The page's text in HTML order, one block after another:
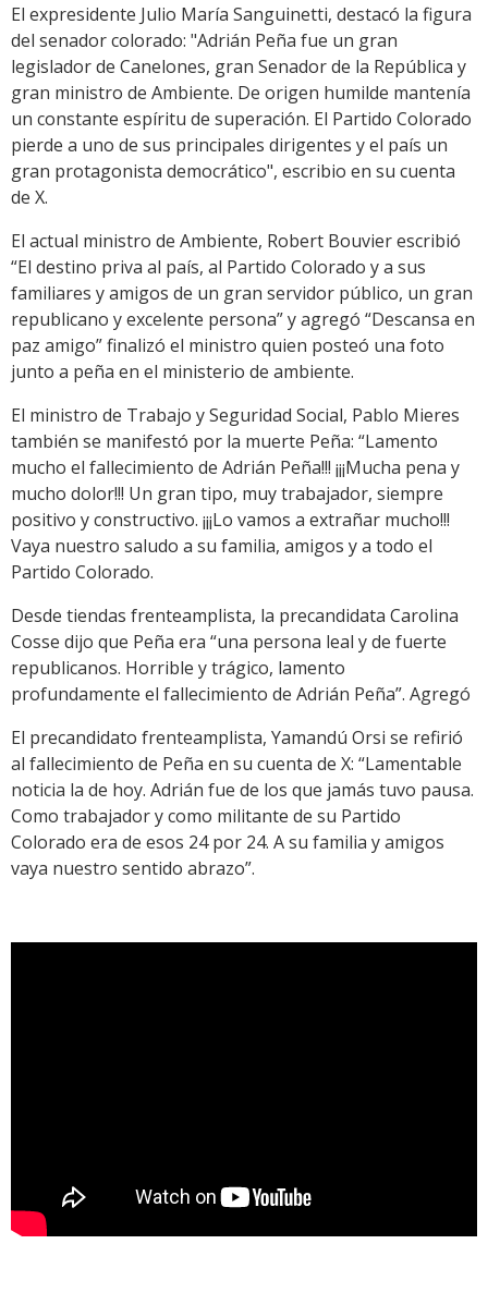
El expresidente Julio María Sanguinetti, destacó la figura
del senador colorado: "Adrián Peña fue un gran
legislador de Canelones, gran Senador de la República y
gran ministro de Ambiente. De origen humilde mantenía
un constante espíritu de superación. El Partido Colorado
pierde a uno de sus principales dirigentes y el país un
gran protagonista democrático", escribio en su cuenta
de X.
El actual ministro de Ambiente, Robert Bouvier escribió
“El destino priva al país, al Partido Colorado y a sus
familiares y amigos de un gran servidor público, un gran
republicano y excelente persona” y agregó “Descansa en
paz amigo” finalizó el ministro quien posteó una foto
junto a peña en el ministerio de ambiente.
El ministro de Trabajo y Seguridad Social, Pablo Mieres
también se manifestó por la muerte Peña: “Lamento
mucho el fallecimiento de Adrián Peña!!! ¡¡¡Mucha pena y
mucho dolor!!! Un gran tipo, muy trabajador, siempre
positivo y constructivo. ¡¡¡Lo vamos a extrañar mucho!!!
Vaya nuestro saludo a su familia, amigos y a todo el
Partido Colorado.
Desde tiendas frenteamplista, la precandidata Carolina
Cosse dijo que Peña era “una persona leal y de fuerte
republicanos. Horrible y trágico, lamento
profundamente el fallecimiento de Adrián Peña”. Agregó
El precandidato frenteamplista, Yamandú Orsi se refirió
al fallecimiento de Peña en su cuenta de X: “Lamentable
noticia la de hoy. Adrián fue de los que jamás tuvo pausa.
Como trabajador y como militante de su Partido
Colorado era de esos 24 por 24. A su familia y amigos
vaya nuestro sentido abrazo”.